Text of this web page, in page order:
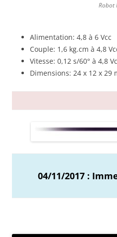
Robot
Alimentation: 4,8 à 6 Vcc
Couple: 1,6 kg.cm à 4,8
Vitesse: 0,12 s/60° à 4,8
Dimensions: 24 x 12 x 29
04/11/2017 :